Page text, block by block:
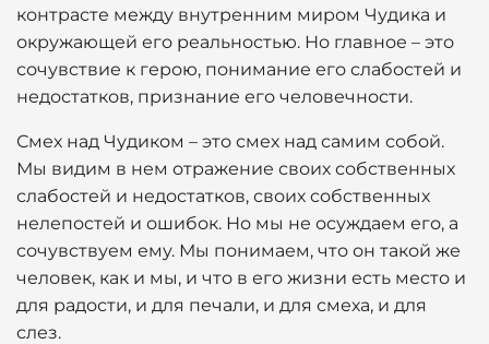
контрасте между внутренним миром Чудика и
окружающей его реальностью. Но главное – это
сочувствие к герою, понимание его слабостей и
недостатков, признание его человечности.
Смех над Чудиком – это смех над самим собой.
Мы видим в нем отражение своих собственных
слабостей и недостатков, своих собственных
нелепостей и ошибок. Но мы не осуждаем его, а
сочувствуем ему. Мы понимаем, что он такой же
человек, как и мы, и что в его жизни есть место и
для радости, и для печали, и для смеха, и для
слез.